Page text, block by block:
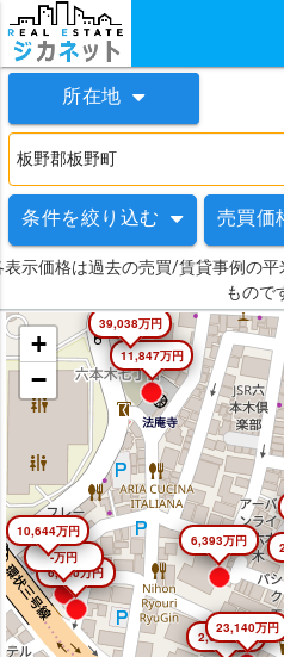
所在地
条件を絞り込む 売買価
表示価格は過去の売買/賃貸事例の
もので
2,645万円
23,140万円
6,393万円
6,640万円
-万円
10,644万円
11,847万円
39,038万円
+
−